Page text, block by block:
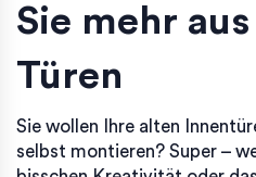
Sie mehr
Türen
Sie wollen Ihre alten
selbst montieren? Super –